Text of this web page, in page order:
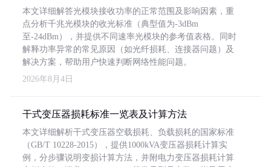
本文详细解答光模块接收功率的正常范围及影响因素，重
点分析千兆光模块的收光标准（典型值为-3dBm
至-24dBm），并提供不同速率光模块的参考值表格。同时
解释功率异常的常见原因（如光纤损耗、连接器问题）及
解决方案，帮助用户快速判断网络性能问题。
2026年8月4日
干式变压器损耗标准一览表及计算方法
本文详细解析干式变压器空载损耗、负载损耗的国家标准
（GB/T 10228-2015），提供1000kVA变压器损耗计算实
例，分步骤说明变损计算方法，并附电力变压器损耗计算